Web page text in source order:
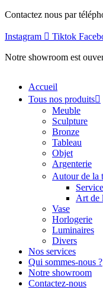
Aller
contenu
Contactez nous par
Instagram Tiktok
Notre showroom est
Accueil
Tous nos produits
Meuble
Sculpture
Bronze
Tableau
Objet
Argenterie
Autour de la
Art de
Vase
Horlogerie
Luminaires
Divers
Nos services
Qui sommes-nous ?
Notre showroom
Contactez-nous